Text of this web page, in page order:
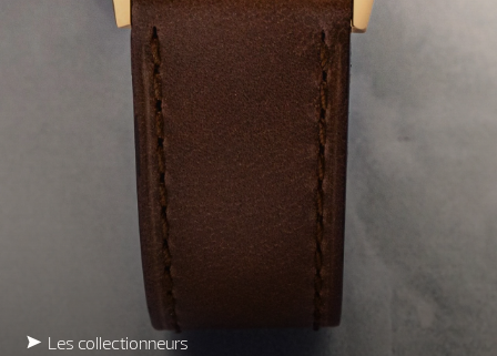
Les collectionneurs